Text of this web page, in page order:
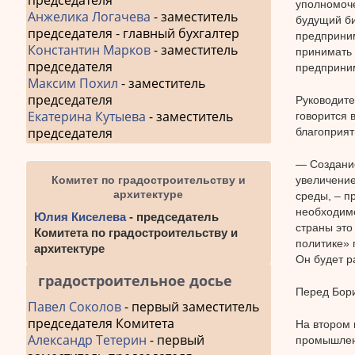
будущий
принимать
говорится
—
среды, –
страны
политике»
Он будет
Перед
На втором
Анжелика Логачева - заместитель
председателя - главный бухгалтер
Константин Марков- заместитель
председателя
Максим Похил - заместитель
председателя
Екатерина Кутыева - заместитель
председателя
Комитет по градостроительству и
архитектуре
Юлия Киселева- председатель
Комитета по градостроительству и
архитектуре
градостроительное досье
Павел Соколов- первый заместитель
председателя Комитета
Александр Тетерин - первый